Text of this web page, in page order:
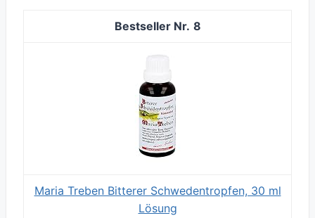
8
Maria Treben Bitterer Schwedentropfen, 30 ml
Lösung